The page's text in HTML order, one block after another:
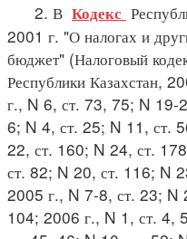
2. В Кодекс
2001 г. "О налогах и
бюджет" (Налоговый
Республики Казахстан,
г., N 6, ст. 73, 75; N 19-
6; N 4, ст. 25; N 11, ст.
22, ст. 160; N 24, ст.
ст. 82; N 20, ст. 116; N
2005 г., N 7-8, ст. 23; N
104; 2006 г., N 1, ст. 4,